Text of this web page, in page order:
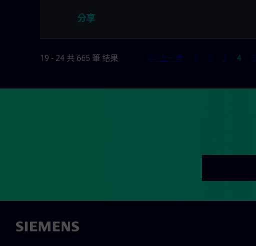
分享
19 - 24 共 665 筆 結果 << 上一頁 1 2 3 頁
4 5